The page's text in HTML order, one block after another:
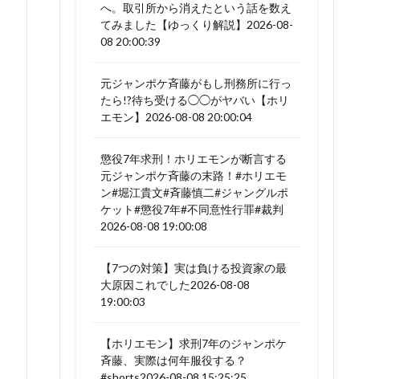
へ。取引所から消えたという話を数え
てみました【ゆっくり解説】2026-08-
08 20:00:39
元ジャンポケ斉藤がもし刑務所に行っ
たら!?待ち受ける◯◯がヤバい【ホリ
エモン】2026-08-08 20:00:04
懲役7年求刑！ホリエモンが断言する
元ジャンポケ斉藤の末路！#ホリエモ
ン#堀江貴文#斉藤慎二#ジャングルポ
ケット#懲役7年#不同意性行罪#裁判
2026-08-08 19:00:08
【7つの対策】実は負ける投資家の最
大原因これでした2026-08-08
19:00:03
【ホリエモン】求刑7年のジャンポケ
斉藤、実際は何年服役する？